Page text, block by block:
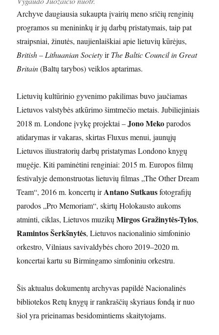
Archyve daugiausia sukaupta įvairių meno sričių renginių
programos su menininkų ir jų darbų pristatymais, taip pat
straipsniai, žinutės, naujienlaiškiai apie lietuvių kūrėjus,
British – Lithuanian SocietyirThe Baltic Council in Great
Britain(Baltų tarybos) veiklos aptarimas.
Lietuvių kultūrinio gyvenimo pakilimas buvo jaučiamas
Lietuvos valstybės atkūrimo šimtmečio metais. Jubiliejiniais
2018 m. Londone įvykę projektai –Jono Mekoparodos
atidarymas ir vakaras, skirtas Fluxus menui, jaunųjų
Lietuvos iliustratorių darbų pristatymas Londono knygų
mugėje. Kiti paminėtini renginiai: 2015 m. Europos filmų
festivalyje demonstruotas lietuvių filmas „The Other Dream
Team“, 2016 m. koncertų irAntano Sutkausfotografijų
parodos „Pro Memoriam“, skirtų Holokausto aukoms
atminti, ciklas, Lietuvos muzikųMirgos Gražinytės-Tylos,
Ramintos Šerkšnytės, Lietuvos nacionalinio simfoninio
orkestro, Vilniaus savivaldybės choro 2019–2020 m.
koncertai kartu su Birmingamo simfoniniu orkestru.
Šis aktualus dokumentų archyvas papildė Nacionalinės
bibliotekos Retų knygų ir rankraščių skyriaus fondą ir nuo
šiol yra prieinamas besidomintiems skaitytojams.